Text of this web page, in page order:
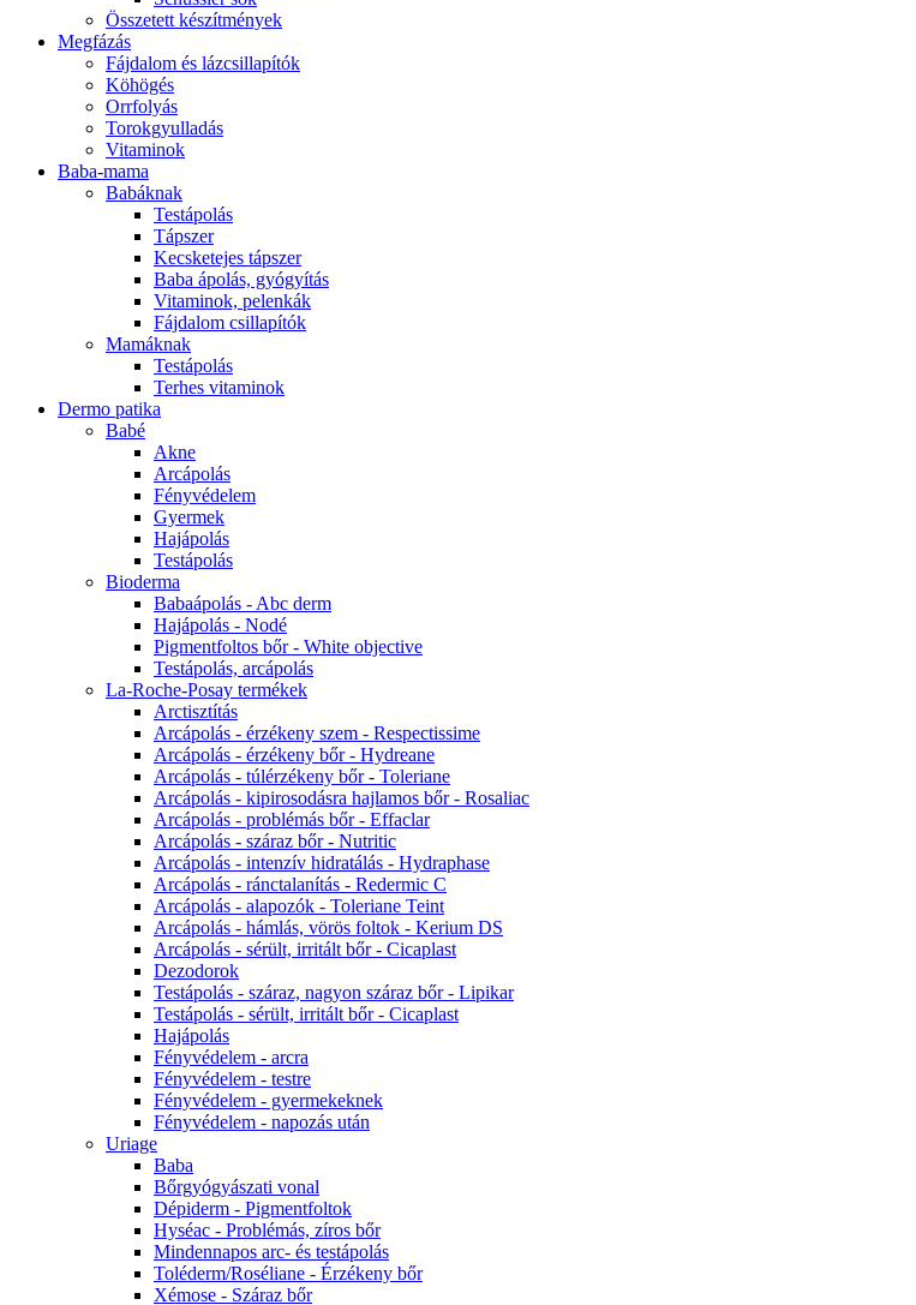
Összetett készítmények
Megfázás
Fájdalom és lázcsillapítók
Köhögés
Orrfolyás
Torokgyulladás
Vitaminok
Baba-mama
Babáknak
Testápolás
Tápszer
Kecsketejes tápszer
Baba ápolás, gyógyítás
Vitaminok, pelenkák
Fájdalom csillapítók
Mamáknak
Testápolás
Terhes vitaminok
Dermo patika
Babé
Akne
Arcápolás
Fényvédelem
Gyermek
Hajápolás
Testápolás
Bioderma
Babaápolás - Abc derm
Hajápolás - Nodé
Pigmentfoltos bőr - White objective
Testápolás, arcápolás
La-Roche-Posay termékek
Arctisztítás
Arcápolás - érzékeny szem - Respectissime
Arcápolás - érzékeny bőr - Hydreane
Arcápolás - túlérzékeny bőr - Toleriane
Arcápolás - kipirosodásra hajlamos bőr - Rosaliac
Arcápolás - problémás bőr - Effaclar
Arcápolás - száraz bőr - Nutritic
Arcápolás - intenzív hidratálás - Hydraphase
Arcápolás - ránctalanítás - Redermic C
Arcápolás - alapozók - Toleriane Teint
Arcápolás - hámlás, vörös foltok - Kerium DS
Arcápolás - sérült, irritált bőr - Cicaplast
Dezodorok
Testápolás - száraz, nagyon száraz bőr - Lipikar
Testápolás - sérült, irritált bőr - Cicaplast
Hajápolás
Fényvédelem - arcra
Fényvédelem - testre
Fényvédelem - gyermekeknek
Fényvédelem - napozás után
Uriage
Baba
Bőrgyógyászati vonal
Dépiderm - Pigmentfoltok
Hyséac - Problémás, zíros bőr
Mindennapos arc- és testápolás
Toléderm/Roséliane - Érzékeny bőr
Xémose - Száraz bőr